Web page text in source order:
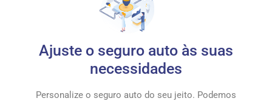
Ajuste o seguro auto às suas
necessidades
Personalize o seguro auto do seu jeito. Podemos